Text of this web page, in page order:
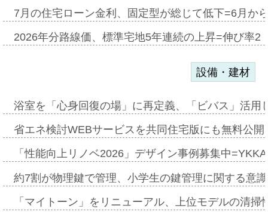
7月の住宅ローン金利、固定型が総じて低下=6月か
2026年分路線価、標準宅地5年連続の上昇=伸び率
設備・建材
浴室を「心身回復の場」に再定義、「ビバス」活
省エネ検討WEBサービスを共同住宅版にも無料公
「性能向上リノベ2026」デザイン事例募集中
約7割が物理鍵で管理、小学生の鍵管理に関する意
「マイトーン」をリニューアル、上位モデルの清